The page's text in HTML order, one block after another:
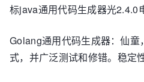
标java通用代码生成器光2.4.0
Golang通用代码生成器：仙
式，并广泛测试和修错。稳定